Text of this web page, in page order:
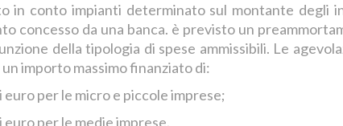
in conto impianti determinato sul montante degli
concesso da una banca. è previsto un
della tipologia di spese ammissibili. Le
importo massimo finanziato di:
euro per le micro e piccole imprese;
euro per le medie imprese.